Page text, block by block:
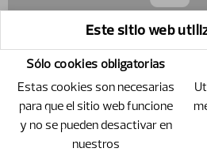
Este sitio web
Sólo cookies obligatorias
Estas cookies son necesarias
para que el sitio web funcione
y no se pueden desactivar en
nuestros